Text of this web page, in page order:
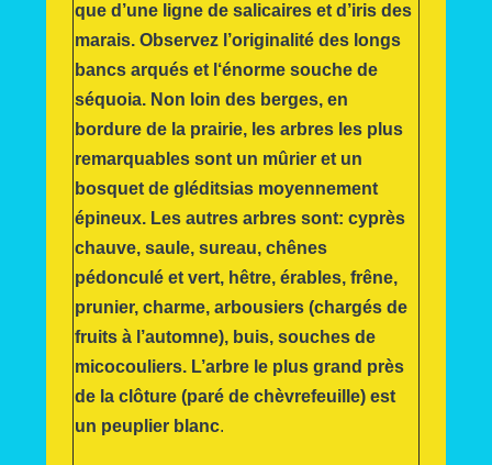
que d’une ligne de salicaires et d’iris des
marais. Observez l’originalité des longs
bancs arqués et l‘énorme souche de
séquoia. Non loin des berges, en
bordure de la prairie, les arbres les plus
remarquables sont un mûrier et un
bosquet de gléditsias moyennement
épineux. Les autres arbres sont: cyprès
chauve, saule, sureau, chênes
pédonculé et vert, hêtre, érables, frêne,
prunier, charme, arbousiers (chargés de
fruits à l’automne), buis, souches de
micocouliers. L’arbre le plus grand près
de la clôture (paré de chèvrefeuille) est
un peuplier blanc.